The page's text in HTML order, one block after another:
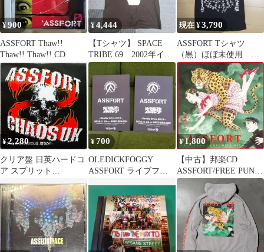
¥900
ASSFORT Thaw!!
Thaw!! Thaw!! CD
¥4,444
【Tシャツ】 SPACE
TRIBE 69 2002年イベ
ント ASSFORT
現在 ¥3,790
ASSFORT Tシャツ
（黒）ほぼ未使用 ジ
ャパコア
¥2,280
クリア盤 日英ハードコ
ア スプリット
ASSFORT + CHAOS UK
¥700
OLEDICKFOGGY
ASSFORT ライブフラ
¥1,800
【中古】邦楽CD
ASSFORT/FREE PUNK
CUSTOMIZE KIT